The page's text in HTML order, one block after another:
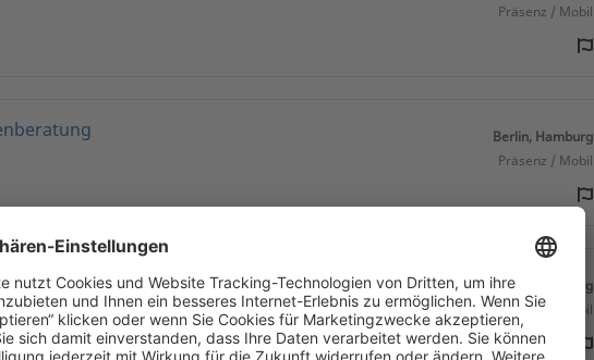
Präsenz / Mobil
Berlin, Hamburg
Präsenz / Mobil
Key Accounts
Hamburg
Präsenz / Mobil